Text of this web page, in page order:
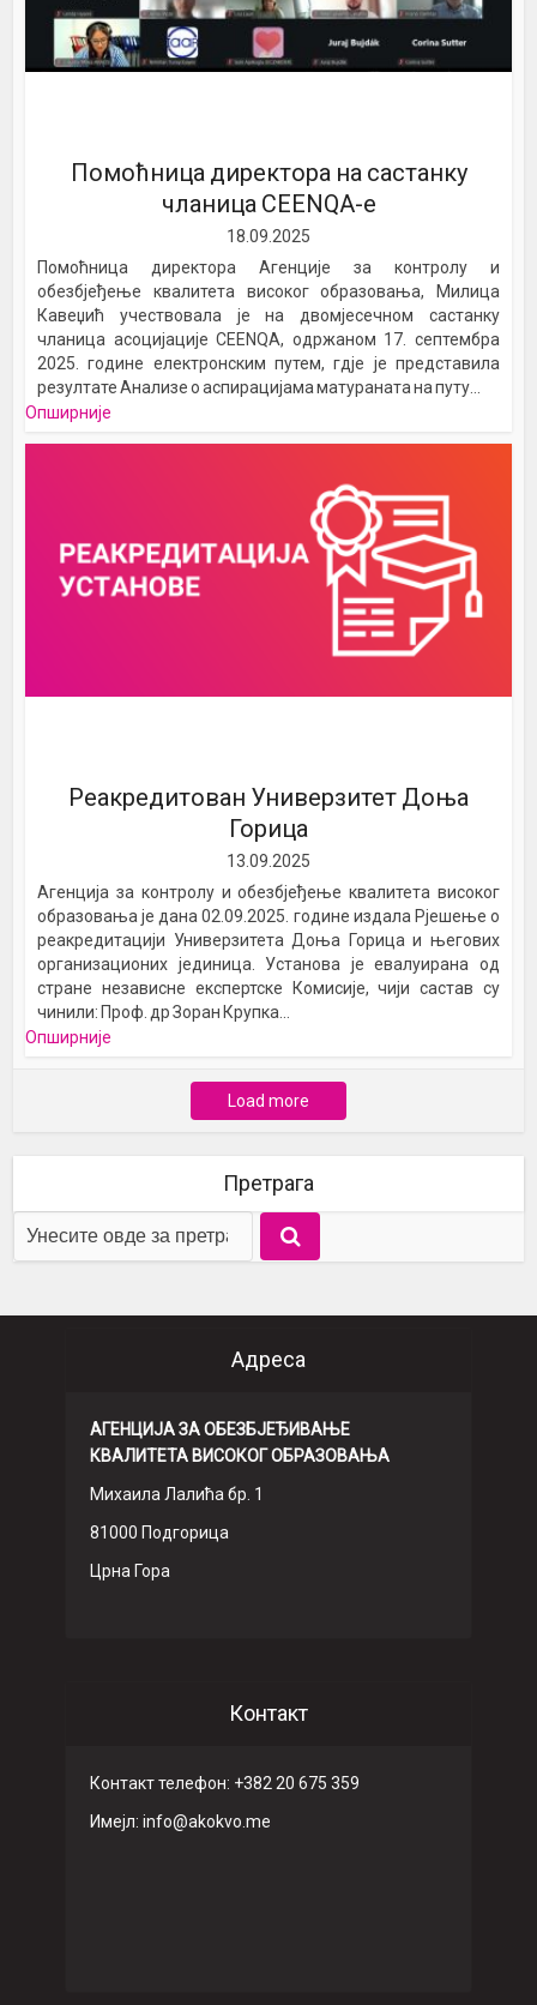
Помоћница директора на састанку
чланица CEENQA-e
18.09.2025
Помоћница директора Агенције за контролу и
обезбјеђење квалитета високог образовања, Милица
Кавеџић учествовала је на двомјесечном састанку
чланица асоцијације CEENQA, одржаном 17. септембра
2025. године електронским путем, гдје је представила
резултате Анализе о аспирацијама матураната на путу...
Опширније
Реакредитован Универзитет Доња
Горица
13.09.2025
Агенција за контролу и обезбјеђење квалитета високог
образовања је дана 02.09.2025. године издала Рјешење о
реакредитацији Универзитета Доња Горица и његових
организационих јединица. Установа је евалуирана од
стране независне експертске Комисије, чији састав су
чинили: Проф. др Зоран Крупка...
Опширније
Load more
Претрага
Адреса
АГЕНЦИЈА ЗА ОБЕЗБЈЕЂИВАЊЕ
КВАЛИТЕТА ВИСОКОГ ОБРАЗОВАЊА
Михаила Лалића бр. 1
81000 Подгорица
Црна Гора
Контакт
Контакт телефон: +382 20 675 359
Имeјл: info@akokvo.me